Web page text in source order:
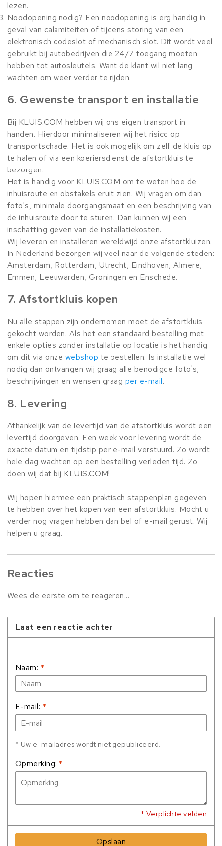
lezen.
Noodopening nodig? Een noodopening is erg handig in
geval van calamiteiten of tijdens storing van een
elektronisch codeslot of mechanisch slot. Dit wordt veel
gebruikt bij autobedrijven die 24/7 toegang moeten
hebben tot autosleutels. Want de klant wil niet lang
wachten om weer verder te rijden.
6. Gewenste transport en installatie
Bij KLUIS.COM hebben wij ons eigen transport in
handen. Hierdoor minimaliseren wij het risico op
transportschade. Het is ook mogelijk om zelf de kluis op
te halen of via een koeriersdienst de afstortkluis te
bezorgen.
Het is handig voor KLUIS.COM om te weten hoe de
inhuisroute en obstakels eruit zien. Wij vragen om dan
foto's, minimale doorgangsmaat en een beschrijving van
de inhuisroute door te sturen. Dan kunnen wij een
inschatting geven van de installatiekosten.
Wij leveren en installeren wereldwijd onze afstortkluizen.
In Nederland bezorgen wij veel naar de volgende steden:
Amsterdam, Rotterdam, Utrecht, Eindhoven, Almere,
Emmen, Leeuwarden, Groningen en Enschede.
7. Afstortkluis kopen
Nu alle stappen zijn ondernomen moet de afstortkluis
gekocht worden. Als het een standaard bestelling met
enkele opties zonder installatie op locatie is het handig
om dit via onze webshop te bestellen. Is installatie wel
nodig dan ontvangen wij graag alle benodigde foto's,
beschrijvingen en wensen graag per e-mail.
8. Levering
Afhankelijk van de levertijd van de afstortkluis wordt een
levertijd doorgeven. Een week voor levering wordt de
exacte datum en tijdstip per e-mail verstuurd. Zo wordt
hele dag wachten op een bestelling verleden tijd. Zo
doen wij dat bij KLUIS.COM!
Wij hopen hiermee een praktisch stappenplan gegeven
te hebben over het kopen van een afstortkluis. Mocht u
verder nog vragen hebben dan bel of e-mail gerust. Wij
helpen u graag.
Reacties
Wees de eerste om te reageren...
Laat een reactie achter
Naam: *
E-mail: *
* Uw e-mailadres wordt niet gepubliceerd.
Opmerking:*
* Verplichte velden
Opslaan